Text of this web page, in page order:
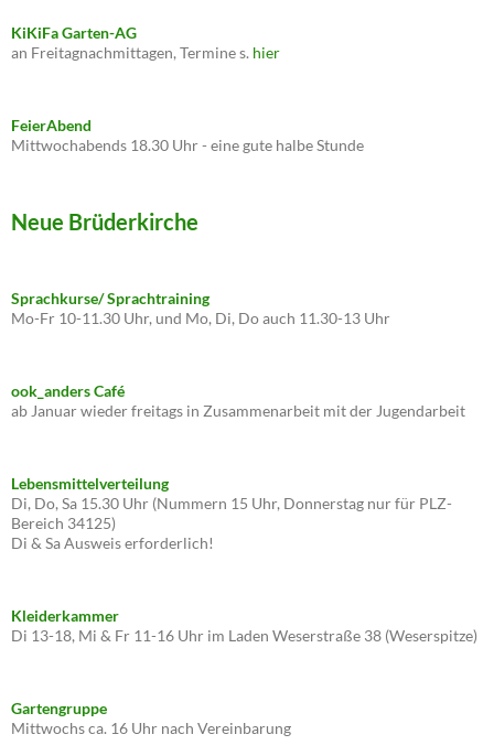
KiKiFa Garten-AG
an Freitagnachmittagen, Termine s. hier
FeierAbend
Mittwochabends 18.30 Uhr - eine gute halbe Stunde
Neue Brüderkirche
Sprachkurse/ Sprachtraining
Mo-Fr 10-11.30 Uhr, und Mo, Di, Do auch 11.30-13 Uhr
ook_anders Café
ab Januar wieder freitags in Zusammenarbeit mit der Jugendarbeit
Lebensmittelverteilung
Di, Do, Sa 15.30 Uhr (Nummern 15 Uhr, Donnerstag nur für PLZ-
Bereich 34125)
Di & Sa Ausweis erforderlich!
Kleiderkammer
Di 13-18, Mi & Fr 11-16 Uhr im Laden Weserstraße 38 (Weserspitze)
Gartengruppe
Mittwochs ca. 16 Uhr nach Vereinbarung